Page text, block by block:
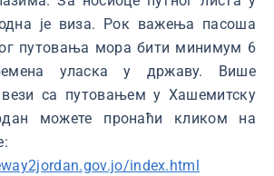
је виза. Рок важења пасоша
путовања мора бити минимум 6
уласка у државу. Више
са путовањем у Хашемитску
можете пронаћи кликом на
index.html